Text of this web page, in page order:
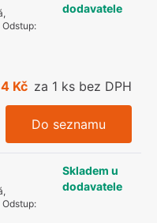
Odstup:
dodavatele
Kč za 1 ks bez DPH
Do seznamu
Odstup:
Skladem u
dodavatele